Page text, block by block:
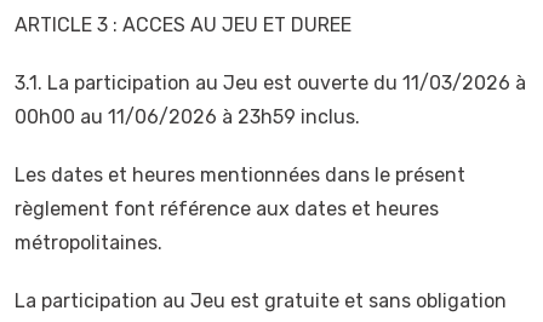
ARTICLE 3 : ACCES AU JEU ET DUREE
3.1. La participation au Jeu est ouverte du 11/03/2026 à
00h00 au 11/06/2026 à 23h59 inclus.
Les dates et heures mentionnées dans le présent
règlement font référence aux dates et heures
métropolitaines.
La participation au Jeu est gratuite et sans obligation